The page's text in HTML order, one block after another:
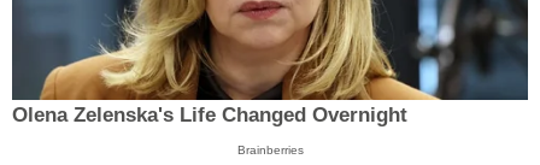
Olena Zelenska's Life Changed Overnight
Brainberries